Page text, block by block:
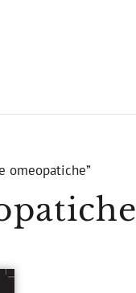
omeopatiche”